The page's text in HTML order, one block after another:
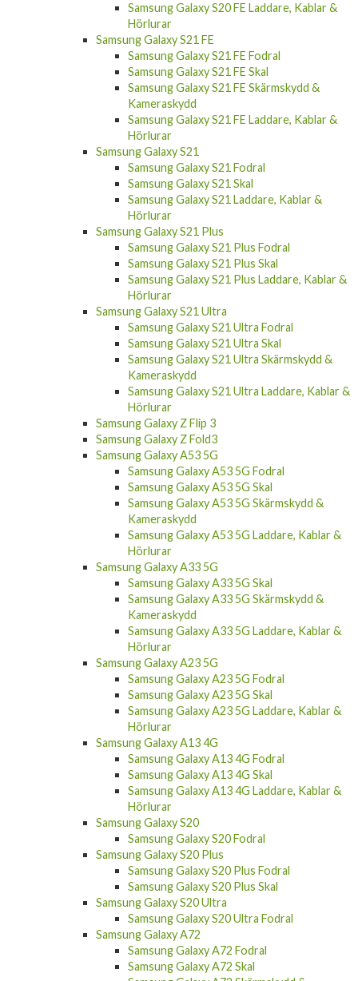
Samsung Galaxy S20 FE Laddare, Kablar &
Hörlurar
Samsung Galaxy S21 FE
Samsung Galaxy S21 FE Fodral
Samsung Galaxy S21 FE Skal
Samsung Galaxy S21 FE Skärmskydd &
Kameraskydd
Samsung Galaxy S21 FE Laddare, Kablar &
Hörlurar
Samsung Galaxy S21
Samsung Galaxy S21 Fodral
Samsung Galaxy S21 Skal
Samsung Galaxy S21 Laddare, Kablar &
Hörlurar
Samsung Galaxy S21 Plus
Samsung Galaxy S21 Plus Fodral
Samsung Galaxy S21 Plus Skal
Samsung Galaxy S21 Plus Laddare, Kablar &
Hörlurar
Samsung Galaxy S21 Ultra
Samsung Galaxy S21 Ultra Fodral
Samsung Galaxy S21 Ultra Skal
Samsung Galaxy S21 Ultra Skärmskydd &
Kameraskydd
Samsung Galaxy S21 Ultra Laddare, Kablar &
Hörlurar
Samsung Galaxy Z Flip 3
Samsung Galaxy Z Fold3
Samsung Galaxy A53 5G
Samsung Galaxy A53 5G Fodral
Samsung Galaxy A53 5G Skal
Samsung Galaxy A53 5G Skärmskydd &
Kameraskydd
Samsung Galaxy A53 5G Laddare, Kablar &
Hörlurar
Samsung Galaxy A33 5G
Samsung Galaxy A33 5G Skal
Samsung Galaxy A33 5G Skärmskydd &
Kameraskydd
Samsung Galaxy A33 5G Laddare, Kablar &
Hörlurar
Samsung Galaxy A23 5G
Samsung Galaxy A23 5G Fodral
Samsung Galaxy A23 5G Skal
Samsung Galaxy A23 5G Laddare, Kablar &
Hörlurar
Samsung Galaxy A13 4G
Samsung Galaxy A13 4G Fodral
Samsung Galaxy A13 4G Skal
Samsung Galaxy A13 4G Laddare, Kablar &
Hörlurar
Samsung Galaxy S20
Samsung Galaxy S20 Fodral
Samsung Galaxy S20 Plus
Samsung Galaxy S20 Plus Fodral
Samsung Galaxy S20 Plus Skal
Samsung Galaxy S20 Ultra
Samsung Galaxy S20 Ultra Fodral
Samsung Galaxy A72
Samsung Galaxy A72 Fodral
Samsung Galaxy A72 Skal